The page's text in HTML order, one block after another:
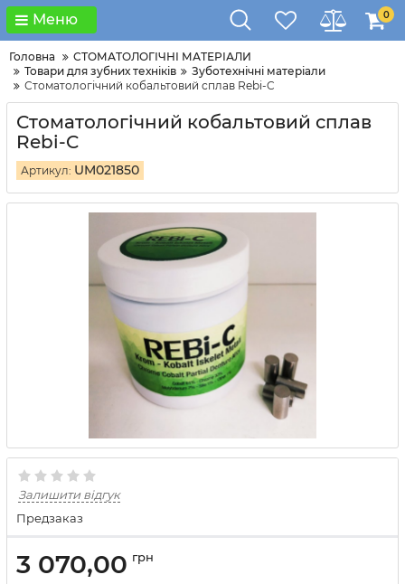
Меню 0
Головна
СТОМАТОЛОГІЧНІ МАТЕРІАЛИ
Товари для зубних техніків
Зуботехнічні матеріали
Стоматологічний кобальтовий сплав Rebi-C
Стоматологічний кобальтовий сплав
Rebi-C
Артикул: UM021850
Залишити відгук
Предзаказ
3 070,00 грн